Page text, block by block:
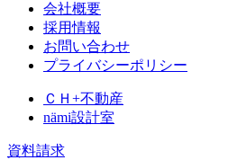
会社概要
採用情報
お問い合わせ
プライバシーポリシー
ＣＨ+不動産
nämi設計室
資料請求